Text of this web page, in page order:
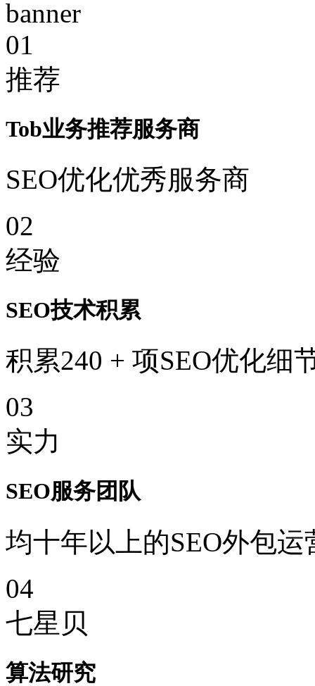
01
推荐
Tob业务推荐服务商
SEO优化优秀服务商
02
经验
SEO技术积累
积累240 + 项SEO优化细
03
实力
SEO服务团队
均十年以上的SEO外包运
04
七星贝
算法研究